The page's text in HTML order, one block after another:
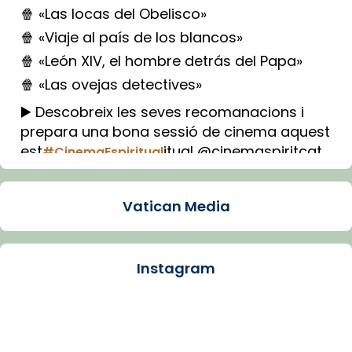
🍿 «Las locas del Obelisco»
🍿 «Viaje al país de los blancos»
🍿 «León XIV, el hombre detrás del Papa»
🍿 «Las ovejas detectives»
▶️ Descobreix les seves recomanacions i
prepara una bona sessió de cinema aquest
est#CinemaEspiritualitual @cinemaspiritcat
Imatge: Generada amb IA (OpenAI)
Arquebisbat de Barcelona
Vatican Media
Instagram